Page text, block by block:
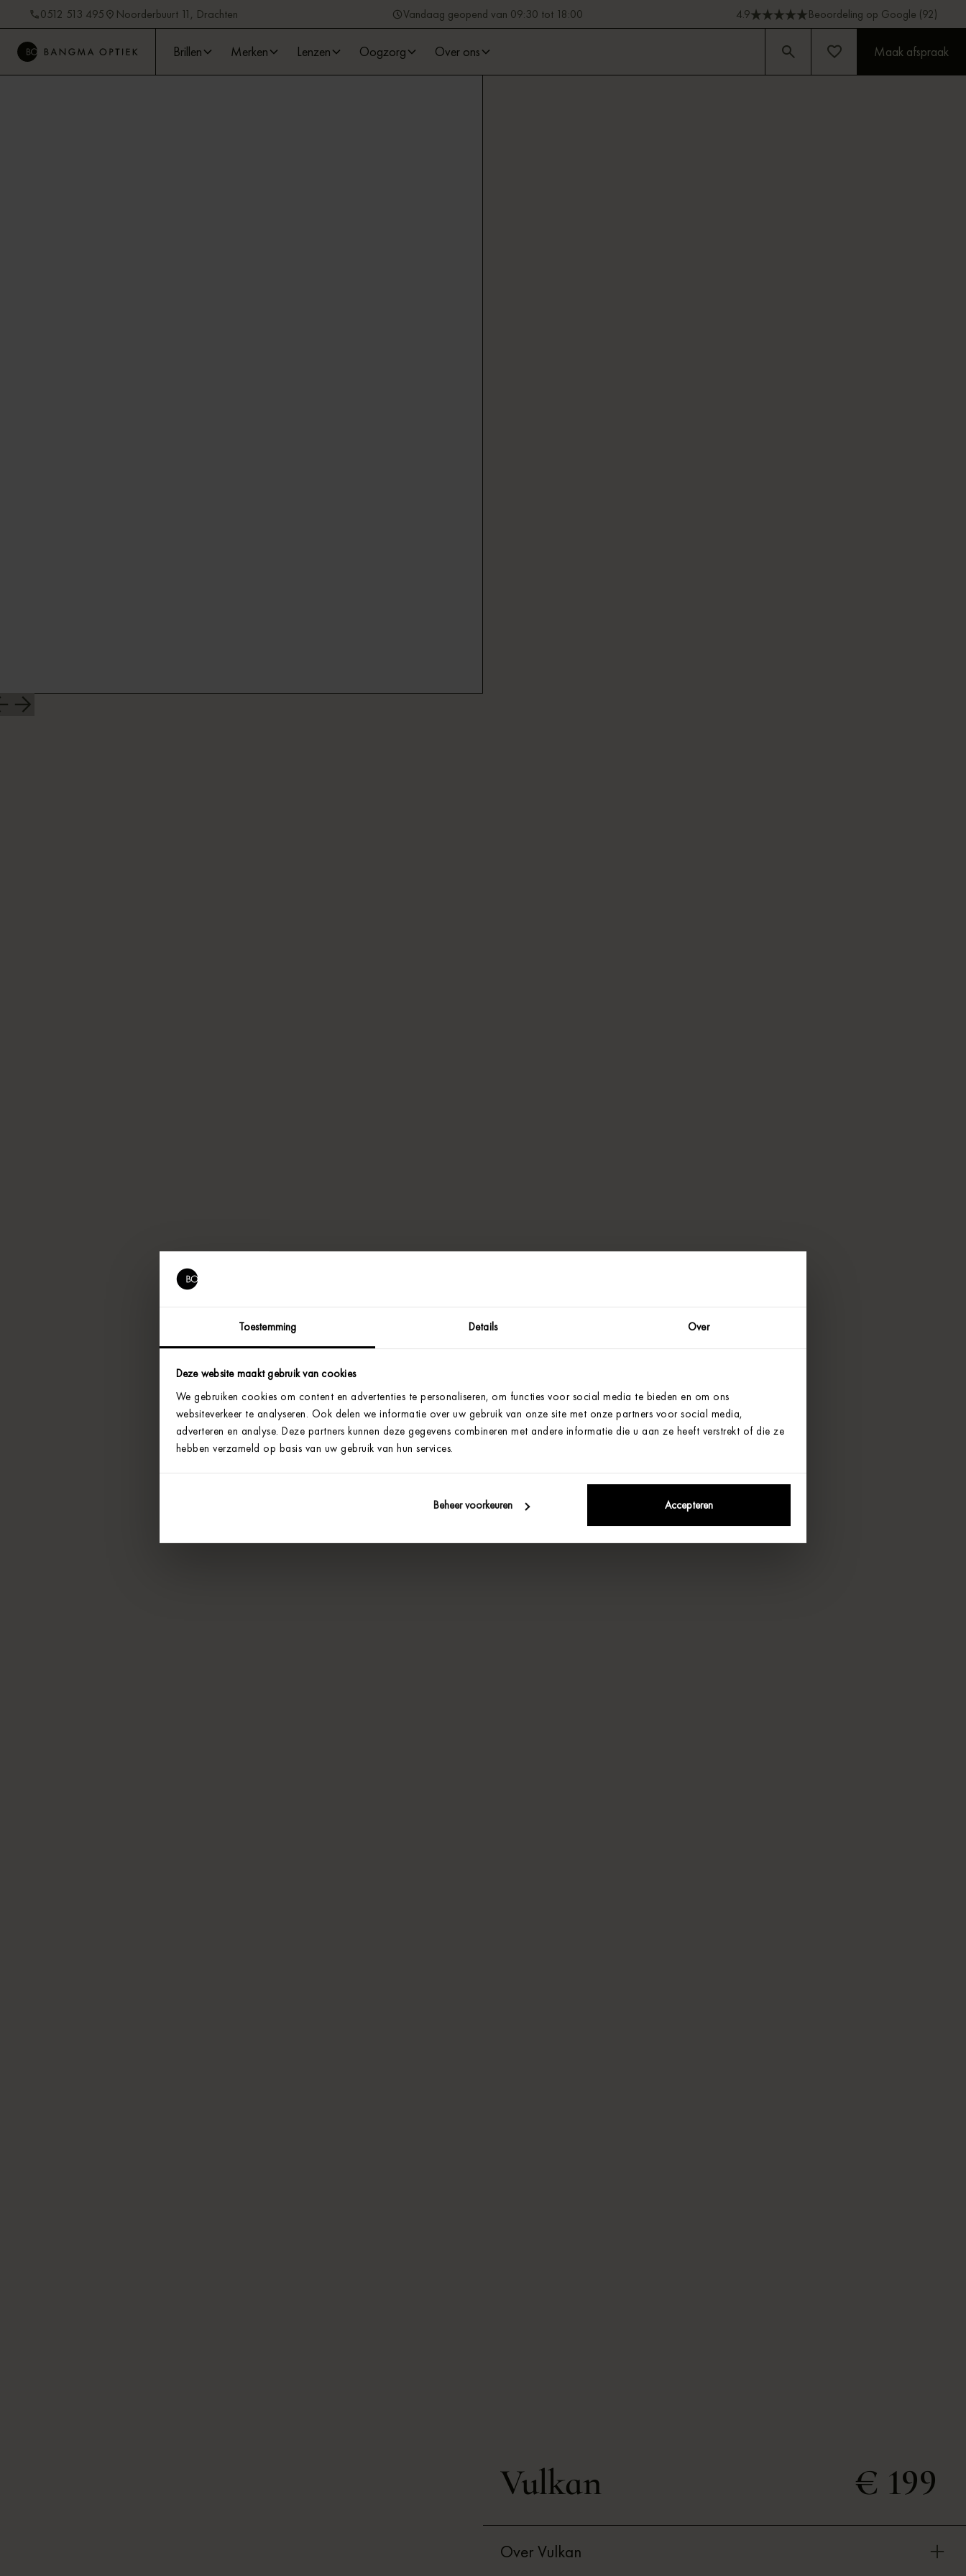
Toestemming Details Over
Deze website maakt gebruik van cookies
We gebruiken cookies om content en advertenties te personaliseren, om functies voor social media te bieden en om ons
websiteverkeer te analyseren. Ook delen we informatie over uw gebruik van onze site met onze partners voor social media,
adverteren en analyse. Deze partners kunnen deze gegevens combineren met andere informatie die u aan ze heeft verstrekt of die ze
hebben verzameld op basis van uw gebruik van hun services.
Beheer voorkeuren Accepteren
0512 513 495 Noorderbuurt 11, Drachten Vandaag geopend van 09:30 tot 18:00 4.9 Beoordeling op Google (92)
Brillen Merken Lenzen Oogzorg Over ons Maak afspraak
Vulkan € 199
Over Vulkan